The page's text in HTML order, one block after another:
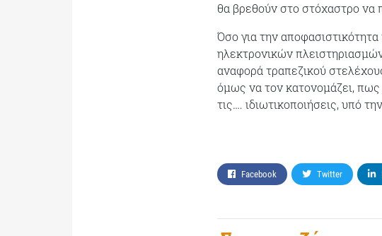
θα βρεθούν στο στόχαστρο να
Όσο για την
ηλεκτρονικών
αναφορά τραπεζικού
όμως να τον κατονομάζει, πως
τις…. ιδιωτικοποιήσεις, υπό
Facebook Twitter